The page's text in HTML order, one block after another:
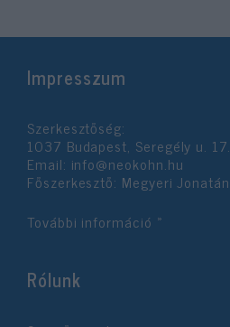
Impresszum
Szerkesztőség:
1037 Budapest, Seregély u. 17.
Email: info@neokohn.hu
Főszerkesztő: Megyeri Jonatán
További információ »
Rólunk